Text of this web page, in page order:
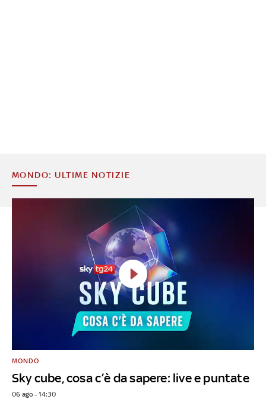
MONDO: ULTIME NOTIZIE
Sky cube, cosa c’è da sapere: live e puntate
MONDO
06 ago - 14:30